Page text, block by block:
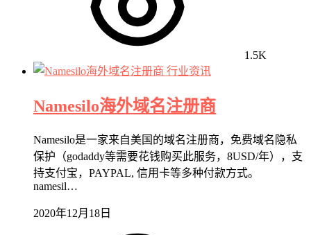
1.5K
行业资讯
Namesilo海外域名注册商
Namesilo是一家来自美国的域名注册商，免费域名隐私
保护（godaddy等需要花钱购买此服务，8USD/年），支
持支付宝，PAYPAL, 信用卡等多种付款方式。
namesil…
2020年12月18日